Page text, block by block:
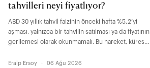
tahvilleri neyi fiyatlıyor?
ABD 30 yıllık tahvil faizinin önceki hafta %5,2’yi
aşması, yalnızca bir tahvilin satılması ya da fiyatının
gerilemesi olarak okunmamalı. Bu hareket, küresel
şekilde yükseldiğine işaret ediyor. Başka bir
Eralp Ersoy · 06 Ağu 2026